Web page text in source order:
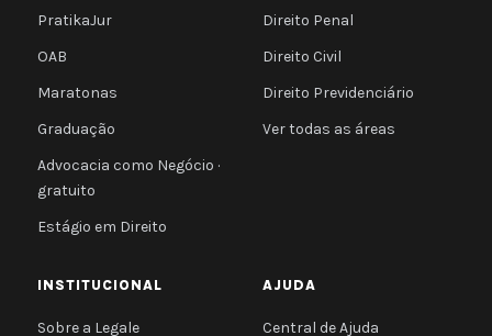
PratikaJur
OAB
Maratonas
Graduação
Advocacia como Negócio ·
gratuito
Estágio em Direito
Direito Penal
Direito Civil
Direito Previdenciário
Ver todas as áreas
INSTITUCIONAL
Sobre a Legale
AJUDA
Central de Ajuda